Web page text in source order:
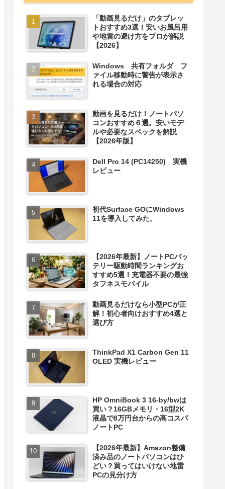
「動画見るだけ」のタブレッ
トおすすめ3選！安いお風呂用
や地雷の避け方をプロが解説
【2026】
Windows 共有フォルダ フ
ァイル移動時に警告が表示さ
れる場合の対応
動画を見るだけ！ノートパソ
コンおすすめ６選。安いモデ
ルや必要なスペックを解説
【2026年版】
Dell Pro 14 (PC14250) 実機
レビュー
初代Surface GOにWindows
11を導入してみた。
【2026年最新】ノートPCバッ
テリー駆動時間ランキングお
すすめ5選！充電器不要の最強
タフネスモバイル
動画見るだけなら小型PCが正
解！初心者向けおすすめ4選と
選び方
ThinkPad X1 Carbon Gen 11
OLED 実機レビュー
HP OmniBook 3 16-by/bwは
買い？16GBメモリ・16型2K
液晶で8万円台からの高コスパ
ノートPC
【2026年最新】Amazon整備
済み品のノートパソコンはひ
どい？買ってはいけない地雷
PCの見分け方